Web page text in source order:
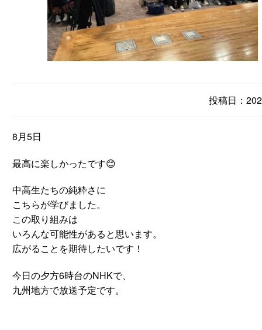
投稿日：
8月5日
最高に楽しかったです😊
中高生たちの純粋さに
こちらが学びました。
この取り組みは
いろんな可能性があると思います。
広がることを期待したいです！
今日の夕方6時台のNHKで、
九州地方で放送予定です。